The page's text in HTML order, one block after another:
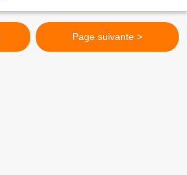
Page suivante >